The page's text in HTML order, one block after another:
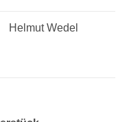
Helmut Wedel